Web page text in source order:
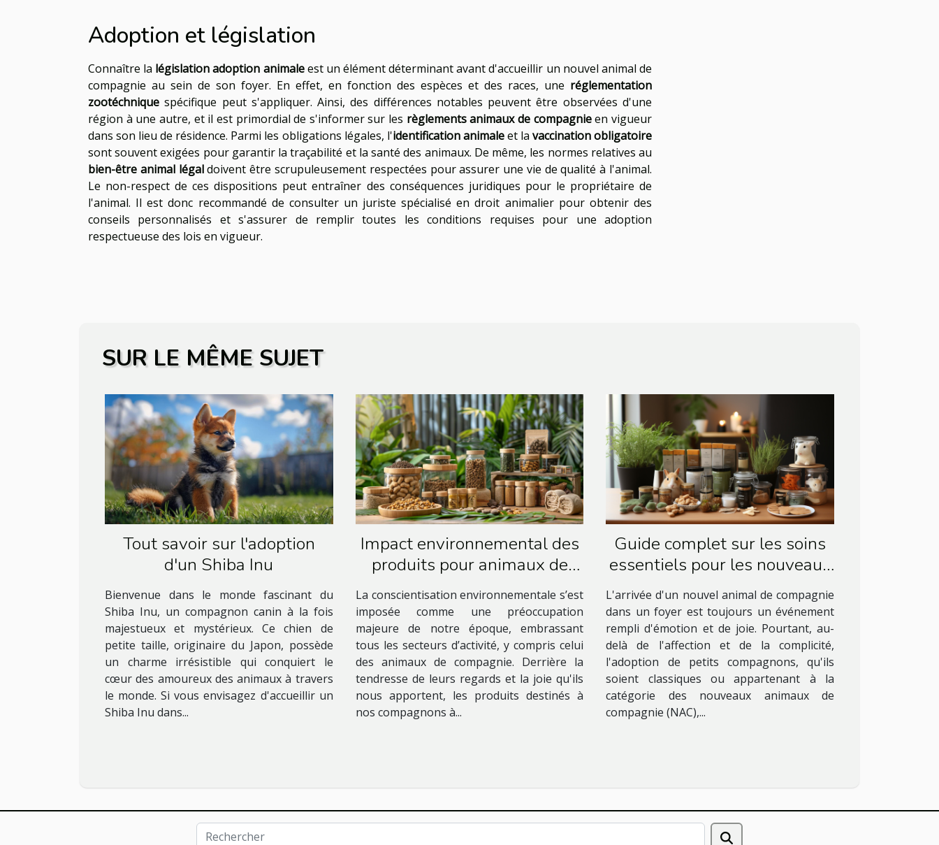
Adoption et législation
Connaître la législation adoption animaleest un élément déterminant avant d'accueillir un nouvel animal de
compagnie au sein de son foyer. En effet, en fonction des espèces et des races, une réglementation
zootéchnique spécifique peut s'appliquer. Ainsi, des différences notables peuvent être observées d'une
région à une autre, et il est primordial de s'informer sur les règlements animaux de compagnieen vigueur
dans son lieu de résidence. Parmi les obligations légales, l'identification animaleet la vaccination obligatoire
sont souvent exigées pour garantir la traçabilité et la santé des animaux. De même, les normes relatives au
bien-être animal légaldoivent être scrupuleusement respectées pour assurer une vie de qualité à l'animal.
Le non-respect de ces dispositions peut entraîner des conséquences juridiques pour le propriétaire de
l'animal. Il est donc recommandé de consulter un juriste spécialisé en droit animalier pour obtenir des
conseils personnalisés et s'assurer de remplir toutes les conditions requises pour une adoption
respectueuse des lois en vigueur.
SUR LE MÊME SUJET
Tout savoir sur l'adoption
d'un Shiba Inu
Bienvenue dans le monde fascinant du
Shiba Inu, un compagnon canin à la fois
majestueux et mystérieux. Ce chien de
petite taille, originaire du Japon, possède
un charme irrésistible qui conquiert le
cœur des amoureux des animaux à travers
le monde. Si vous envisagez d'accueillir un
Shiba Inu dans...
Impact environnemental des
produits pour animaux de
compagnie
La conscientisation environnementale s’est
imposée comme une préoccupation
majeure de notre époque, embrassant
tous les secteurs d’activité, y compris celui
des animaux de compagnie. Derrière la
tendresse de leurs regards et la joie qu'ils
nous apportent, les produits destinés à
nos compagnons à...
Guide complet sur les soins
essentiels pour les nouveaux
animaux de compagnie
(NAC)
L'arrivée d'un nouvel animal de compagnie
dans un foyer est toujours un événement
rempli d'émotion et de joie. Pourtant, au-
delà de l'affection et de la complicité,
l'adoption de petits compagnons, qu'ils
soient classiques ou appartenant à la
catégorie des nouveaux animaux de
compagnie (NAC),...